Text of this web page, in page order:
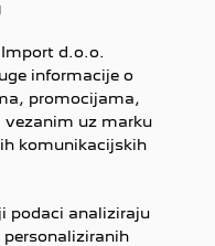
d.o.o.
informacije o
promocijama,
uz marku
komunikacijskih
podaci analiziraju